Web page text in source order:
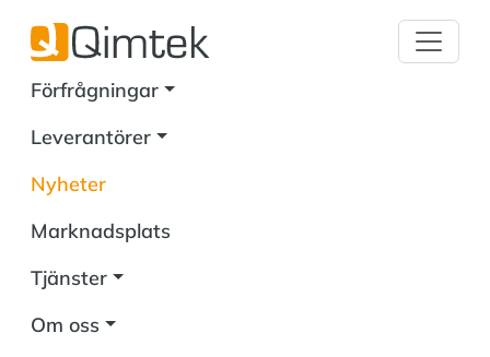
Förfrågningar
Leverantörer
Nyheter
Marknadsplats
Tjänster
Om oss